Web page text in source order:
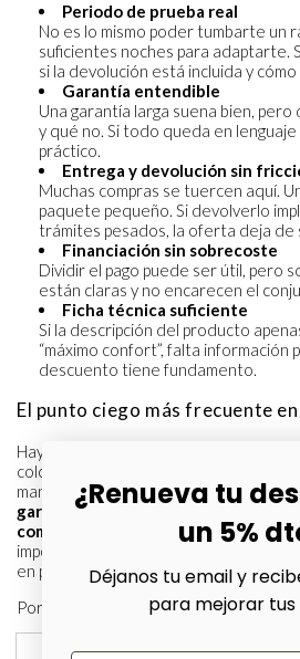
Periodo de prueba real
No es lo mismo poder tumbarte un
suficientes noches para adaptarte.
si la devolución está incluida y
Garantía entendible
Una garantía larga suena bien,
y qué no. Si todo queda en
práctico.
Entrega y devolución sin
Muchas compras se tuercen aquí.
paquete pequeño. Si devolverlo
trámites pesados, la oferta deja de
Financiación sin sobrecoste
Dividir el pago puede ser útil, pero
están claras y no encarecen el
Ficha técnica suficiente
Si la descripción del producto
“máximo confort”, falta información
descuento tiene fundamento.
El punto ciego más frecuente
Hay un problema repetido en el
colchones de bajo precio no aclaran si
mantendrándurabilidad y ergonomía
garantíaque prometen, justo cuando
compradores
priorizan ese aspecto.
importa mucho porque una oferta
en percepción de valor si no sostiene
Por eso conviene desconfiar de
¿Renueva tu
un 5%
Déjanos tu email y
para mejorar tus